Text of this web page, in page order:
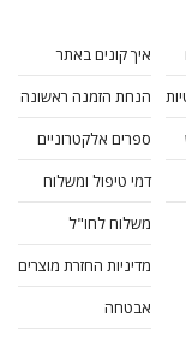
איך קונים באתר
הנחת הזמנה ראשונה
ספרים אלקטרוניים
דמי טיפול ומשלוח
משלוח לחו"ל
מדיניות החזרת מוצרים
אבטחה